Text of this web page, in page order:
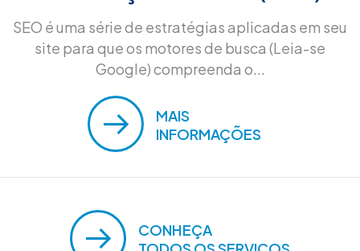
SEO é uma série de estratégias aplicadas em seu
site para que os motores de busca (Leia-se
Google) compreenda o...
MAIS
INFORMAÇÕES
CONHEÇA